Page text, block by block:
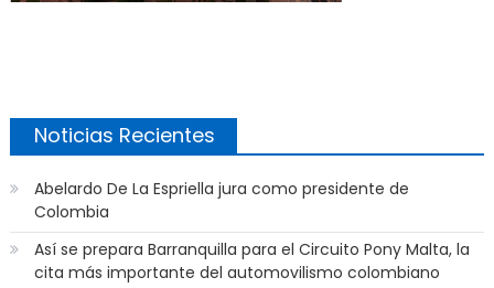
Noticias Recientes
Abelardo De La Espriella jura como presidente de
Colombia
Así se prepara Barranquilla para el Circuito Pony Malta, la
cita más importante del automovilismo colombiano